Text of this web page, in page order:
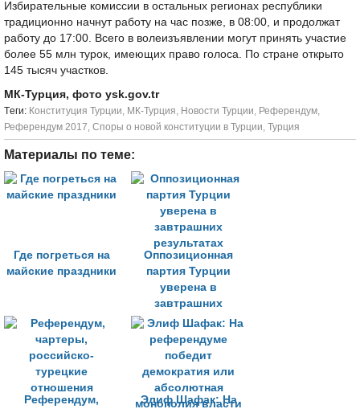
Избирательные комиссии в остальных регионах республики
традиционно начнут работу на час позже, в 08:00, и продолжат
работу до 17:00. Всего в волеизъявлении могут принять участие
более 55 млн турок, имеющих право голоса. По стране открыто
145 тысяч участков.
МК-Турция, фото ysk.gov.tr
Tеги: Конституция Турции, МК-Турция, Новости Турции, Референдум,
Референдум 2017, Споры о новой конституции в Турции, Турция
Материалы по теме:
Где погреться на
майские праздники
Оппозиционная
партия Турции
уверена в
завтрашних
результатах
Референдум,
Элиф Шафак: На